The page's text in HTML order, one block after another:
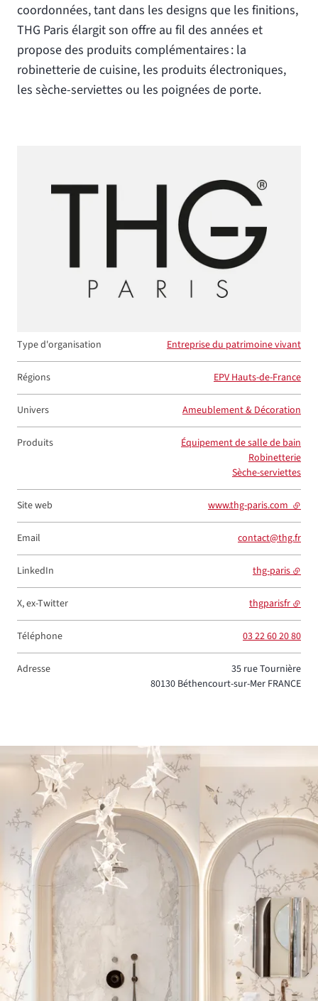
coordonnées, tant dans les designs que les finitions,
THG Paris élargit son offre au fil des années et
propose des produits complémentaires : la
robinetterie de cuisine, les produits électroniques,
les sèche-serviettes ou les poignées de porte.
Type d'organisation Entreprise du patrimoine vivant
Régions EPV Hauts-de-France
Univers Ameublement & Décoration
Produits
Équipement de salle de bain
Robinetterie
Sèche-serviettes
Site web www.thg-paris.com - lien
Email contact@thg.fr
LinkedIn thg-paris
X, ex-Twitter thgparisfr
Téléphone 03 22 60 20 80
Adresse
35 rue Tournière
80130 Béthencourt-sur-Mer FRANCE
Agrandir